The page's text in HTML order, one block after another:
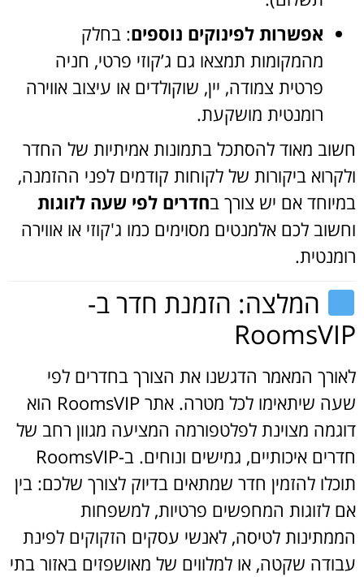
אפשרות לפינוקים נוספים: בחלק
מהמקומות תמצאו גם ג’קוזי פרטי, חניה
פרטית צמודה, יין, שוקולדים או עיצוב אווירה
רומנטית מושקעת.
חשוב מאוד להסתכל בתמונות אמיתיות של החדר
ולקרוא ביקורות של לקוחות קודמים לפני ההזמנה,
במיוחד אם יש צורך בחדרים לפי שעה לזוגות
וחשוב לכם אלמנטים מסוימים כמו ג'קוזי או אווירה
רומנטית.
המלצה: הזמנת חדר ב-
RoomsVIP
לאורך המאמר הדגשנו את הצורך בחדרים לפי
שעה שיתאימו לכל מטרה. אתר RoomsVIP הוא
דוגמה מצוינת לפלטפורמה המציעה מגוון רחב של
חדרים איכותיים, גמישים ונוחים. ב-RoomsVIP
תוכלו להזמין חדר שמתאים בדיוק לצורך שלכם: בין
אם לזוגות המחפשים פרטיות, למשפחות
הממתינות לטיסה, לאנשי עסקים הזקוקים לפינת
עבודה שקטה, או למלווים של מאושפזים באזור בתי